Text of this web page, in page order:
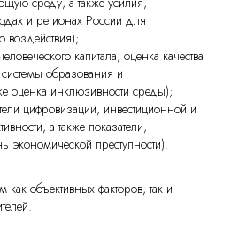
и регионах России для
воздействия);
капитала, оценка качества
образования и
оценка инклюзивности среды);
цифровизации, инвестиционной и
а также показатели,
экономической преступности).
объективных факторов, так и